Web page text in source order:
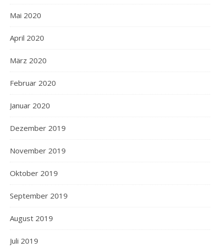
Mai 2020
April 2020
März 2020
Februar 2020
Januar 2020
Dezember 2019
November 2019
Oktober 2019
September 2019
August 2019
Juli 2019